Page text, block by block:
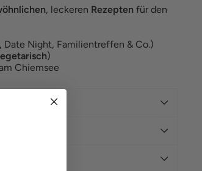
, leckeren Rezepten für den
Date Night, Familientreffen & Co.)
)
Chiemsee